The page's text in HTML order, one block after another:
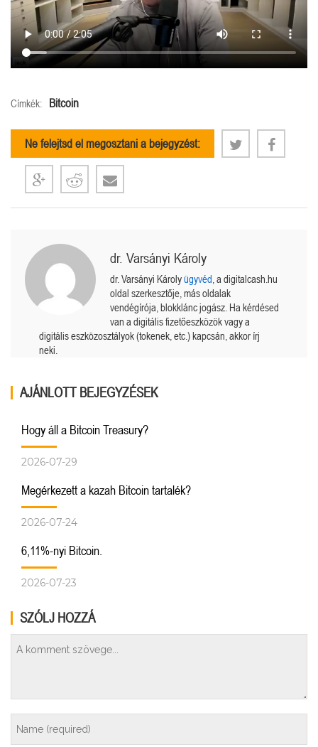
Címkék: Bitcoin
Ne felejtsd el megosztani a bejegyzést:
dr. Varsányi Károly
dr. Varsányi Károlyügyvéd , a digitalcash.hu
oldal szerkesztője, más oldalak
vendégírója, blokklánc jogász. Ha kérdésed
van a digitális fizetőeszközök vagy a
digitális eszközosztályok (tokenek, etc.) kapcsán, akkor írj
neki.
AJÁNLOTT BEJEGYZÉSEK
Hogy áll a Bitcoin Treasury?
2026-07-29
Megérkezett a kazah Bitcoin tartalék?
2026-07-24
6,11%-nyi Bitcoin.
2026-07-23
SZÓLJ HOZZÁ